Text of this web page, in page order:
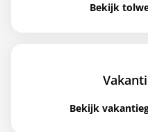
Bekijk
Bekijk